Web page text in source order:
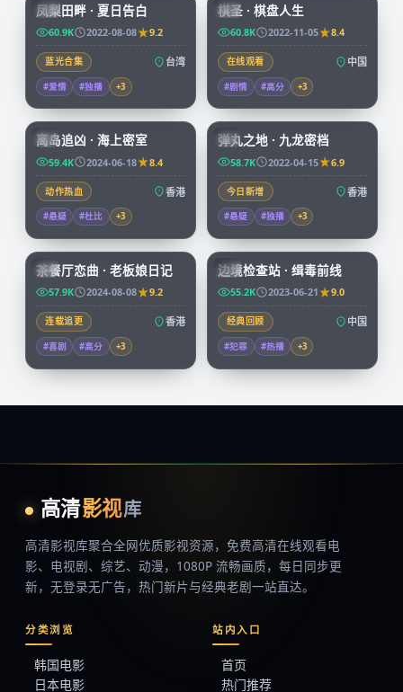
TW
凤梨田畔 · 夏日告白
60.9K 2022-08-08 9.2
蓝光合集 台湾
#爱情 #独播 +3
CN
棋圣 · 棋盘人生
60.8K 2022-11-05 8.4
在线观看 中国
#剧情 #高分 +3
HK
92:58
离岛追凶 · 海上密室
59.4K 2024-06-18 8.4
动作热血 香港
#悬疑 #杜比 +3
HK
99:59
弹丸之地 · 九龙密档
58.7K 2022-04-15 6.9
今日新增 香港
#悬疑 #独播 +3
HK
茶餐厅恋曲 · 老板娘日记
57.9K 2024-08-08 9.2
连载追更 香港
#喜剧 #高分 +3
CN
边境检查站 · 缉毒前线
55.2K 2023-06-21 9.0
经典回顾 中国
#犯罪 #热播 +3
高清影视库
高清影视库聚合全网优质影视资源， 免费高清在线观看电
影、电视剧、综艺、动漫，1080P 流畅画质，每日同步更
新，无登录无广告，热门新片与经典老剧一站直达。
分类浏览
韩国电影
日本电影
站内入口
首页
热门推荐